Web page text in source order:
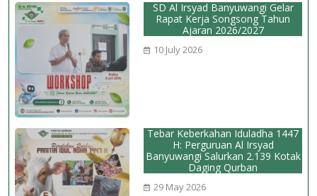
SD Al Irsyad Banyuwangi Gelar
Rapat Kerja Songsong Tahun
Ajaran 2026/2027
10 July 2026
Tebar Keberkahan Iduladha 1447
H: Perguruan Al Irsyad
Banyuwangi Salurkan 2.139 Kotak
Daging Qurban
29 May 2026